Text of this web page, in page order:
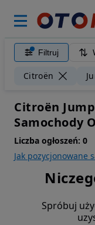
Filtruj
Citroën
Citroën
Samochody
Liczba ogłoszeń: 0
Jak pozycjonowane
Spróbuj